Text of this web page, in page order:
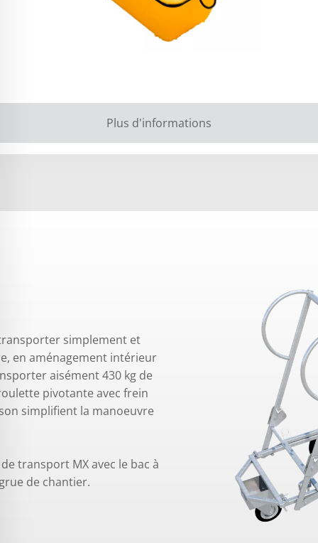
Plus d'informations
simplement et
en aménagement intérieur
aisément 430 kg de
pivotante avec frein
simplifient la manoeuvre
transport MX avec le bac à
de chantier.